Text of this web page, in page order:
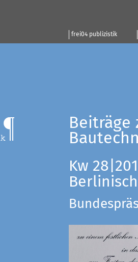
frei04 publizistik
Beiträge
Kw